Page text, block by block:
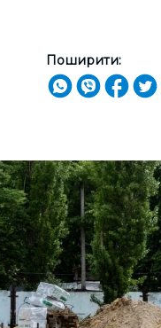
Поширити: